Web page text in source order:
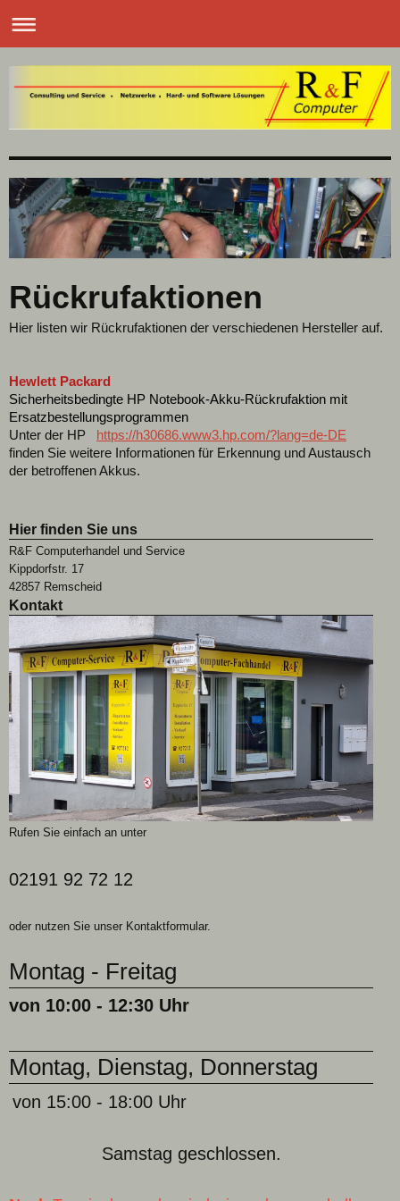
Rückrufaktionen
Hier listen wir Rückrufaktionen der verschiedenen Hersteller auf.
Hewlett Packard
Sicherheitsbedingte HP Notebook-Akku-Rückrufaktion mit
Ersatzbestellungsprogrammen
Unter der HP https://h30686.www3.hp.com/?lang=de-DE
finden Sie weitere Informationen für Erkennung und Austausch
der betroffenen Akkus.
Hier finden Sie uns
R&F Computerhandel und Service
Kippdorfstr. 17
42857 Remscheid
Kontakt
Rufen Sie einfach an unter
02191 92 72 12
oder nutzen Sie unser Kontaktformular.
Montag - Freitag
von 10:00 - 12:30 Uhr
Montag, Dienstag, Donnerstag
von 15:00 - 18:00 Uhr
Samstag geschlossen.